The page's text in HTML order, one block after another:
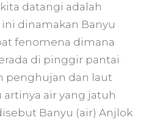
datangi adalah
dinamakan Banyu
fenomena dimana
di pinggir pantai
penghujan dan laut
air yang jatuh
Banyu (air) Anjlok